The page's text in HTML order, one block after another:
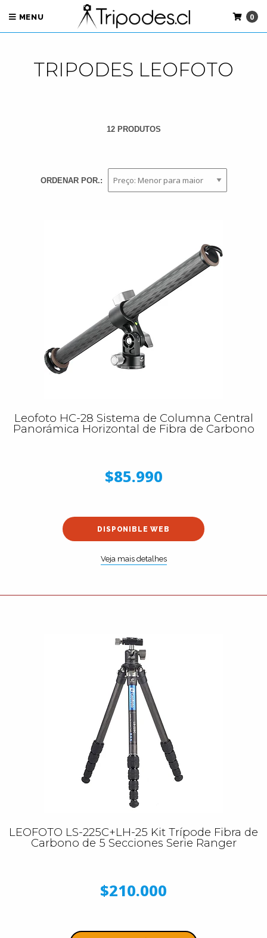
MENU 0
TRIPODES LEOFOTO
12 PRODUTOS
ORDENAR POR.:
Leofoto HC-28 Sistema de Columna Central
Panorámica Horizontal de Fibra de Carbono
$85.990
DISPONIBLE WEB
Veja mais detalhes
LEOFOTO LS-225C+LH-25 Kit Trípode Fibra de
Carbono de 5 Secciones Serie Ranger
$210.000